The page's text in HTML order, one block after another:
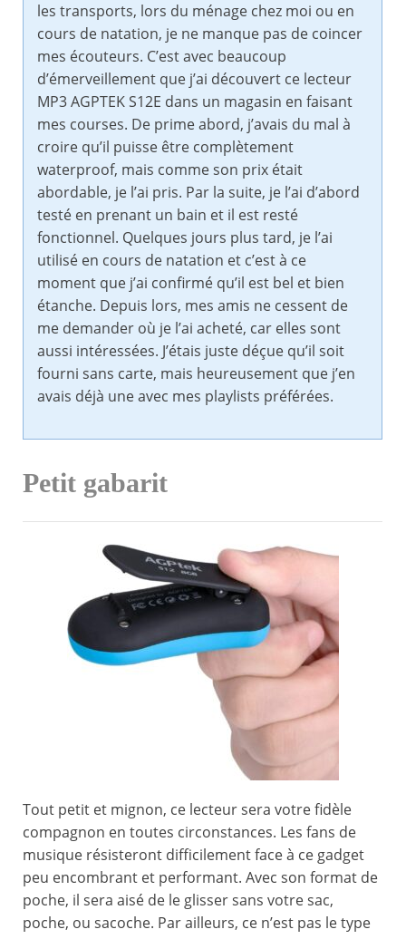
les transports, lors du ménage chez moi ou en
cours de natation, je ne manque pas de coincer
mes écouteurs. C’est avec beaucoup
d’émerveillement que j’ai découvert ce lecteur
MP3 AGPTEK S12E dans un magasin en faisant
mes courses. De prime abord, j’avais du mal à
croire qu’il puisse être complètement
waterproof, mais comme son prix était
abordable, je l’ai pris. Par la suite, je l’ai d’abord
testé en prenant un bain et il est resté
fonctionnel. Quelques jours plus tard, je l’ai
utilisé en cours de natation et c’est à ce
moment que j’ai confirmé qu’il est bel et bien
étanche. Depuis lors, mes amis ne cessent de
me demander où je l’ai acheté, car elles sont
aussi intéressées. J’étais juste déçue qu’il soit
fourni sans carte, mais heureusement que j’en
avais déjà une avec mes playlists préférées.
Petit gabarit
Tout petit et mignon, ce lecteur sera votre fidèle
compagnon en toutes circonstances. Les fans de
musique résisteront difficilement face à ce gadget
peu encombrant et performant. Avec son format de
poche, il sera aisé de le glisser sans votre sac,
poche, ou sacoche. Par ailleurs, ce n’est pas le type